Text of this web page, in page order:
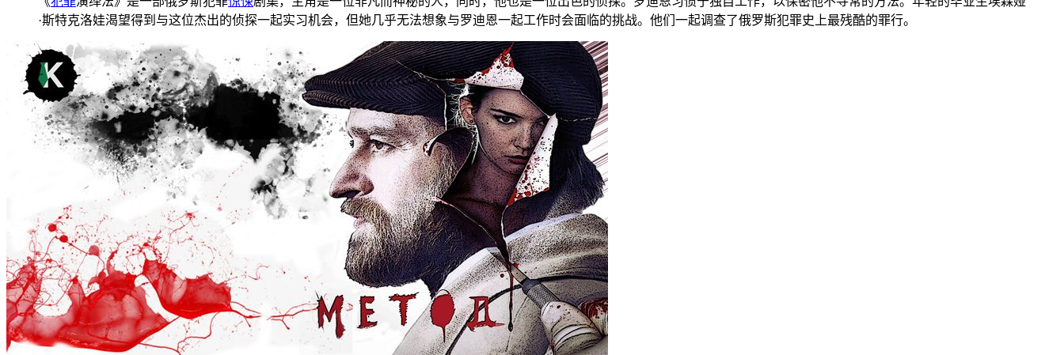
·斯特克洛娃渴望得到与这位杰出的侦探一起实习机会，但她几乎无法想象与罗迪恩一起工作时会面临的挑战。他们一起调查了俄罗斯犯罪史上最残酷的罪行。